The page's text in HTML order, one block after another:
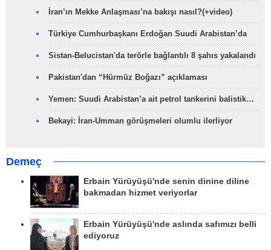
İran’ın Mekke Anlaşması’na bakışı nasıl?(+video)
Türkiye Cumhurbaşkanı Erdoğan Suudi Arabistan’da
Sistan-Belucistan'da terörle bağlantılı 8 şahıs yakalandı
Pakistan'dan “Hürmüz Boğazı” açıklaması
Yemen: Suudi Arabistan’a ait petrol tankerini balistik…
Bekayi: İran-Umman görüşmeleri olumlu ilerliyor
Demeç
Erbain Yürüyüşü'nde senin dinine diline
bakmadan hizmet veriyorlar
Erbain Yürüyüşü'nde aslında safımızı belli
ediyoruz